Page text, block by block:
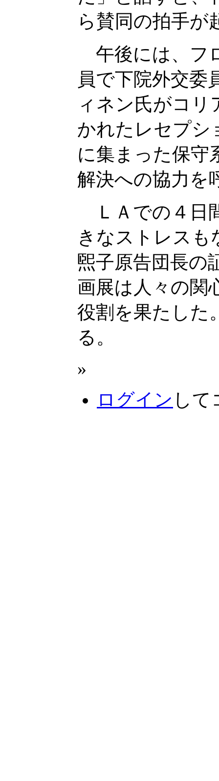
ら賛同の拍手が
午後には、フ
員で下院外交委
ィネン氏がコ
かれたレセプシ
に集まった保守
解決への協力を
ＬＡでの４日
きなストレスも
煕子原告団長の
画展は人々の関
役割を果たした
る。
»
ログイン して